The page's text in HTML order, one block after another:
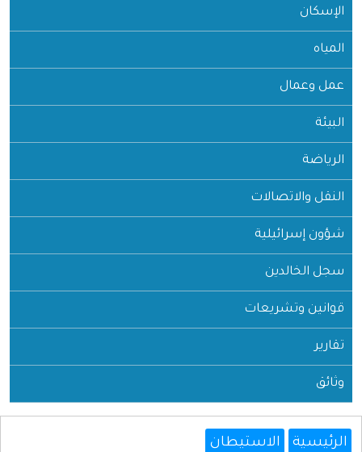
الإسكان
المياه
عمل وعمال
البيئة
الرياضة
النقل والاتصالات
شؤون إسرائيلية
سجل الخالدين
قوانين وتشريعات
تقارير
وثائق
الرئيسية الاستيطان